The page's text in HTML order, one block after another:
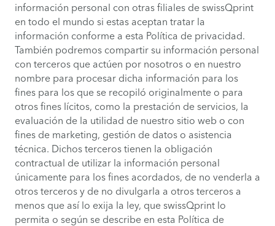
información personal con otras filiales de swissQprint
en todo el mundo si estas aceptan tratar la
información conforme a esta Política de privacidad.
También podremos compartir su información personal
con terceros que actúen por nosotros o en nuestro
nombre para procesar dicha información para los
fines para los que se recopiló originalmente o para
otros fines lícitos, como la prestación de servicios, la
evaluación de la utilidad de nuestro sitio web o con
fines de marketing, gestión de datos o asistencia
técnica. Dichos terceros tienen la obligación
contractual de utilizar la información personal
únicamente para los fines acordados, de no venderla a
otros terceros y de no divulgarla a otros terceros a
menos que así lo exija la ley, que swissQprint lo
permita o según se describe en esta Política de